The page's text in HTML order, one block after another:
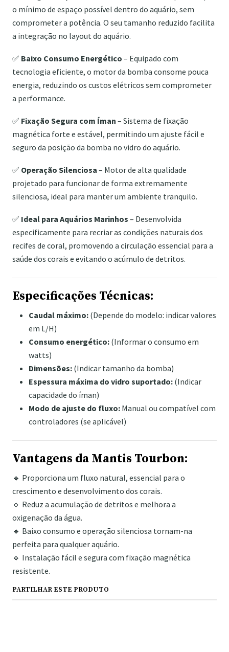
o mínimo de espaço possível dentro do aquário, sem
comprometer a potência. O seu tamanho reduzido facilita
a integração no layout do aquário.
✅ Baixo Consumo Energético – Equipado com
tecnologia eficiente, o motor da bomba consome pouca
energia, reduzindo os custos elétricos sem comprometer
a performance.
✅ Fixação Segura com Íman – Sistema de fixação
magnética forte e estável, permitindo um ajuste fácil e
seguro da posição da bomba no vidro do aquário.
✅ Operação Silenciosa – Motor de alta qualidade
projetado para funcionar de forma extremamente
silenciosa, ideal para manter um ambiente tranquilo.
✅ Ideal para Aquários Marinhos – Desenvolvida
especificamente para recriar as condições naturais dos
recifes de coral, promovendo a circulação essencial para a
saúde dos corais e evitando o acúmulo de detritos.
Especificações Técnicas:
Caudal máximo: (Depende do modelo: indicar valores
em L/H)
Consumo energético: (Informar o consumo em
watts)
Dimensões: (Indicar tamanho da bomba)
Espessura máxima do vidro suportado: (Indicar
capacidade do íman)
Modo de ajuste do fluxo: Manual ou compatível com
controladores (se aplicável)
Vantagens da Mantis Tourbon:
🔹 Proporciona um fluxo natural, essencial para o
crescimento e desenvolvimento dos corais.
🔹 Reduz a acumulação de detritos e melhora a
oxigenação da água.
🔹 Baixo consumo e operação silenciosa tornam-na
perfeita para qualquer aquário.
🔹 Instalação fácil e segura com fixação magnética
resistente.
PARTILHAR ESTE PRODUTO